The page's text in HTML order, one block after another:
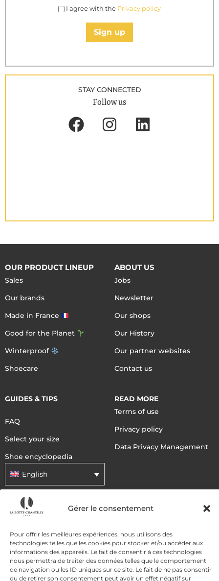
Gérer le consentement
Pour offrir les meilleures expériences, nous utilisons des
technologies telles que les cookies pour stocker et/ou accéder aux
informations des appareils. Le fait de consentir à ces technologies
nous permettra de traiter des données telles que le comportement
de navigation ou les ID uniques sur ce site. Le fait de ne pas consentir
ou de retirer son consentement peut avoir un effet négatif sur
I agree with the Privacy policy
Sign up
STAY CONNECTED
Follow us
OUR PRODUCT LINEUP
Sales
Our brands
Made in France
Good for the Planet
Winterproof
Shoecare
ABOUT US
Jobs
Newsletter
Our shops
Our History
Our partner websites
Contact us
GUIDES & TIPS
FAQ
Select your size
Shoe encyclopedia
English
READ MORE
Terms of use
Privacy policy
Data Privacy Management
DELIVERY METHODS
PAYMENT METHODS